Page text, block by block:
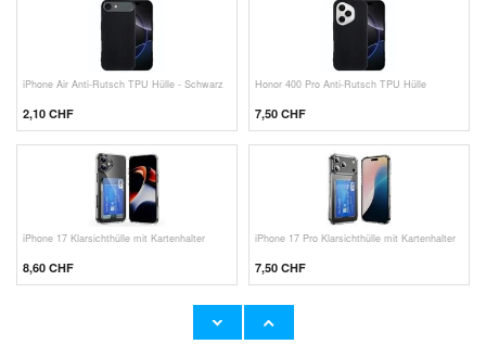
iPhone Air Anti-Rutsch TPU Hülle - Schwarz
2,10 CHF
Honor 400 Pro Anti-Rutsch TPU Hülle
7,50 CHF
iPhone 17 Klarsichthülle mit Kartenhalter
8,60 CHF
iPhone 17 Pro Klarsichthülle mit Kartenhalter
7,50 CHF